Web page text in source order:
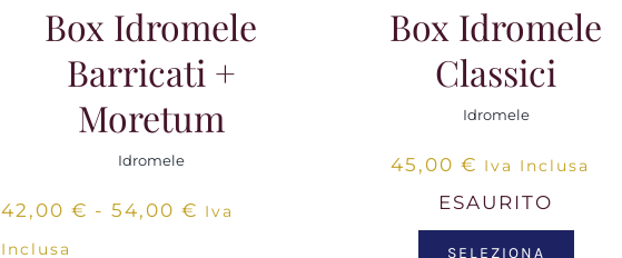
Box Idromele
Barricati +
Moretum
Idromele
42,00 € - 54,00 € Fascia
Iva
Inclusa
Box Idromele
Classici
Idromele
45,00€ Iva Inclusa
ESAURITO
SELEZIONA